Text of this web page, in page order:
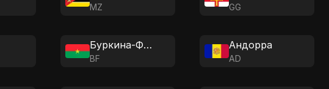
MZ GG
Буркина-Фасо
BF
Андорра
AD